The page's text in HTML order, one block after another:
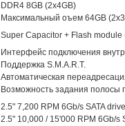
DDR4 8GB (2x4GB)
Максимальный оъем 64GB
Super Capacitor + Flash
Интерфейс подключения
Поддержка S.M.A.R.T.
Автоматическая
Возможность задания полосы
2.5" 7,200 RPM 6Gb/s SATA
2.5" 10,000 / 15'000 RPM 6Gb/s